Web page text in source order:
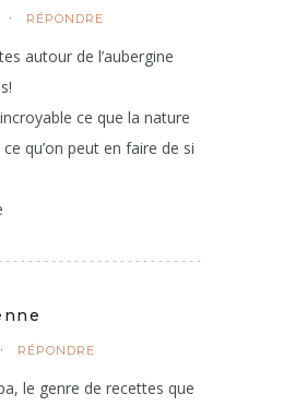
RÉPONDRE
autour de l’aubergine
ce que la nature
qu’on peut en faire de si
RÉPONDRE
le genre de recettes que